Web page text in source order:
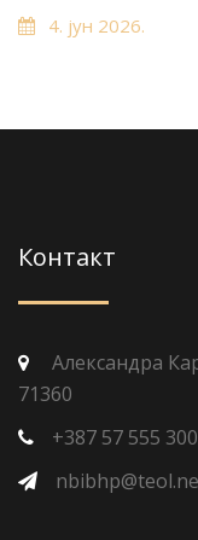
4. јун 2026.
Контакт
Александра
71360
+387 57 555 300